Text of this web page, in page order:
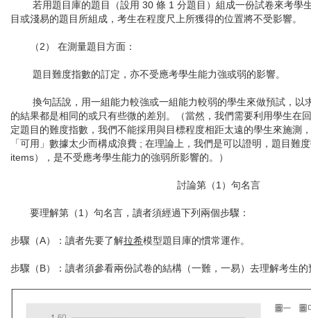
若用題目庫的題目（設用 30 條 1 分題目）組成一份試卷來考學
目或淺易的題目所組成，考生在程度尺上所獲得的位置將不受影響。
（2） 在測量題目方面：
題目難度指數的訂定，亦不受應考學生能力強或弱的影響。
換句話說，用一組能力較強或一組能力較弱的學生來做預試，以
的結果都是相同的或只有些微的差別。（當然，我們需要利用學生在
定題目的難度指數，我們不能採用與目標程度相距太遠的學生來施測
「可用」數據太少而構成浪費 ; 在理論上，我們是可以證明，題目難
items），是不受應考學生能力的強弱所影響的。）
討論第（1）句名言
要理解第（1）句名言，讀者須經過下列兩個步驟：
步驟（A）：讀者先要了解拉希模型題目庫的慣常運作。
步驟（B）：讀者須參看兩份試卷的結構（一難，一易）去理解考生的